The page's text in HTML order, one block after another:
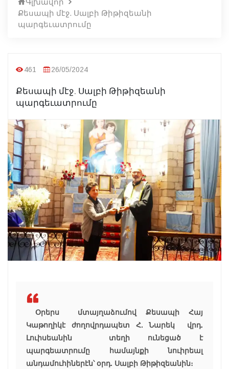
Քեսապի մէջ. Սալբի Թիթիզեանի
պարգեւատրումը
461 26/05/2024
Քեսապի մէջ. Սալբի Թիթիզեանի
պարգեւատրումը
Օրերս մտայղաձումով Քեսապի Հայ
Կաթողիկէ ժողովրդապետ Հ. Նարեկ վրդ.
Լուիսեանին տեղի ունեցած է
պարգեատրումը համայնքի նուիրեալ
անդամուհիներէն՝ օրդ. Սալբի Թիթիզեանին։